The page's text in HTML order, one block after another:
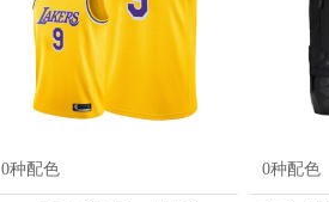
0种配色 0种配色